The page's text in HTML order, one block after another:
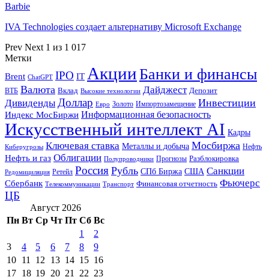
Barbie
IVA Technologies создает альтернативу Microsoft Exchange
Prev Next 1 из 1 017
Метки
Brent ChatGPT IPO IT Акции Банки и финансы
ВТБ Валюта Вклад Высокие технологии Дайджест Депозит
Дивиденды Доллар Евро Золото Импортозамещение Инвестиции
Индекс МосБиржи Информационная безопасность
Искусственный интеллект AI Кадры
Киберугрозы Ключевая ставка Металлы и добыча Мосбиржа Нефть
Нефть и газ Облигации Полупроводники Прогнозы Разблокировка
Редомициляция Ретейл Россия Рубль СПб Биржа США Санкции
Сбербанк Телекоммуникации Транспорт Финансовая отчетность Фьючерс
ЦБ
Август 2026
Пн Вт Ср Чт Пт Сб Вс
1
2
3
4 5 6 7 8
9
10 11 12 13 14 15 16
17 18 19 20 21 22 23